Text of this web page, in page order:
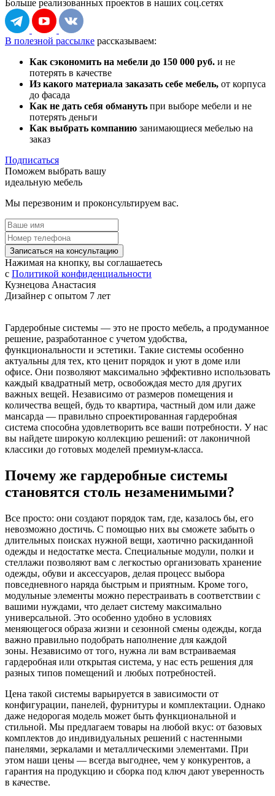
Больше реализованных проектов в наших соц.сетях
В полезной рассылке рассказываем:
Как сэкономить на мебели до 150 000 руб. и не
потерять в качестве
Из какого материала заказать себе мебель, от корпуса
до фасада
Как не дать себя обмануть при выборе мебели и не
потерять деньги
Как выбрать компанию занимающиеся мебелью на
заказ
Подписаться
Поможем выбрать вашу
идеальную мебель
Мы перезвоним и проконсультируем вас.
Записаться на консультацию
Нажимая на кнопку, вы соглашаетесь
с Политикой конфиденциальности
Кузнецова Анастасия
Дизайнер с опытом 7 лет
Гардеробные системы — это не просто мебель, а продуманное
решение, разработанное с учетом удобства,
функциональности и эстетики. Такие системы особенно
актуальны для тех, кто ценит порядок и уют в доме или
офисе. Они позволяют максимально эффективно использовать
каждый квадратный метр, освобождая место для других
важных вещей. Независимо от размеров помещения и
количества вещей, будь то квартира, частный дом или даже
мансарда — правильно спроектированная гардеробная
система способна удовлетворить все ваши потребности. У нас
вы найдете широкую коллекцию решений: от лаконичной
классики до готовых моделей премиум-класса.
Почему же гардеробные системы
становятся столь незаменимыми?
Все просто: они создают порядок там, где, казалось бы, его
невозможно достичь. С помощью них вы сможете забыть о
длительных поисках нужной вещи, хаотично раскиданной
одежды и недостатке места. Специальные модули, полки и
стеллажи позволяют вам с легкостью организовать хранение
одежды, обуви и аксессуаров, делая процесс выбора
повседневного наряда быстрым и приятным. Кроме того,
модульные элементы можно перестраивать в соответствии с
вашими нуждами, что делает систему максимально
универсальной. Это особенно удобно в условиях
меняющегося образа жизни и сезонной смены одежды, когда
важно правильно подобрать наполнение для каждой
зоны. Независимо от того, нужна ли вам встраиваемая
гардеробная или открытая система, у нас есть решения для
разных типов помещений и любых потребностей.
Цена такой системы варьируется в зависимости от
конфигурации, панелей, фурнитуры и комплектации. Однако
даже недорогая модель может быть функциональной и
стильной. Мы предлагаем товары на любой вкус: от базовых
комплектов до индивидуальных решений с настенными
панелями, зеркалами и металлическими элементами. При
этом наши цены — всегда выгоднее, чем у конкурентов, а
гарантия на продукцию и сборка под ключ дают уверенность
в качестве.